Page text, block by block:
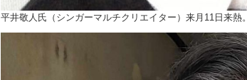
平井敬人氏（シンガーマルチクリエイター）来月11日来熱。